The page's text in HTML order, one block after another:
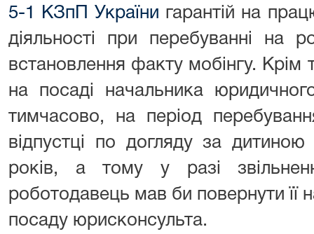
5-1 КЗпП України гарантій на
діяльності при перебуванні на
встановлення факту мобінгу. Крім
на посаді начальника
тимчасово, на період
відпустці по догляду за
років, а тому у разі
роботодавець мав би повернути її
посаду юрисконсульта.